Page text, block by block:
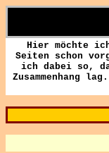
Hier möchte
Seiten schon
ich dabei so,
Zusammenhang